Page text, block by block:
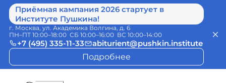
Приёмная кампания 2026 стартует в
Институте Пушкина!
г. Москва, ул. Академика Волгина, д. 6
ПН–ПТ 10:00–18:00 СБ 10:00–16:00 ВС 10:00–14:00
+7 (495) 335-11-33
abiturient@pushkin.institute
Подробнее